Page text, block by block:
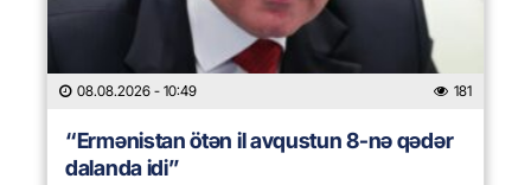
08.08.2026 - 10:49 181
“Ermənistan ötən il avqustun 8-nə qədər
dalanda idi”